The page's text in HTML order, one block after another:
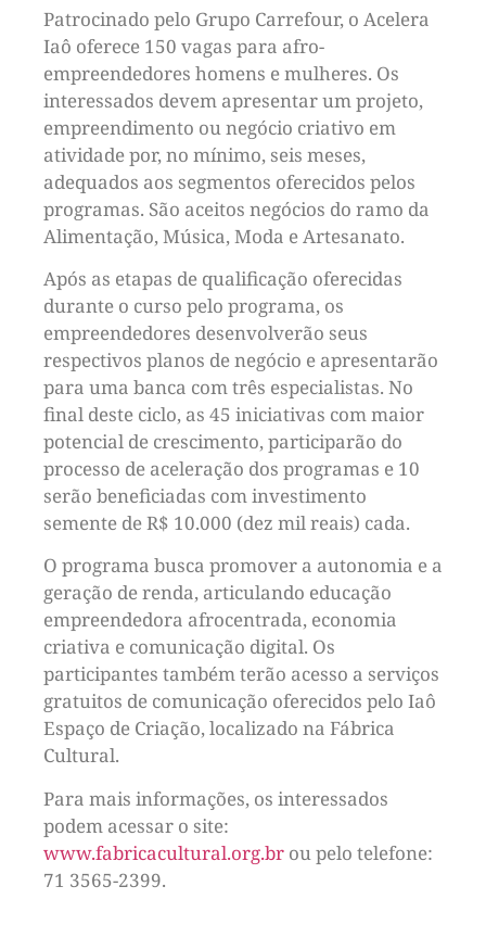
Patrocinado pelo Grupo Carrefour, o Acelera
Iaô oferece 150 vagas para afro-
empreendedores homens e mulheres. Os
interessados devem apresentar um projeto,
empreendimento ou negócio criativo em
atividade por, no mínimo, seis meses,
adequados aos segmentos oferecidos pelos
programas. São aceitos negócios do ramo da
Alimentação, Música, Moda e Artesanato.
Após as etapas de qualificação oferecidas
durante o curso pelo programa, os
empreendedores desenvolverão seus
respectivos planos de negócio e apresentarão
para uma banca com três especialistas. No
final deste ciclo, as 45 iniciativas com maior
potencial de crescimento, participarão do
processo de aceleração dos programas e 10
serão beneficiadas com investimento
semente de R$ 10.000 (dez mil reais) cada.
O programa busca promover a autonomia e a
geração de renda, articulando educação
empreendedora afrocentrada, economia
criativa e comunicação digital. Os
participantes também terão acesso a serviços
gratuitos de comunicação oferecidos pelo Iaô
Espaço de Criação, localizado na Fábrica
Cultural.
Para mais informações, os interessados
podem acessar o site:
www.fabricacultural.org.br ou pelo telefone:
71 3565-2399.